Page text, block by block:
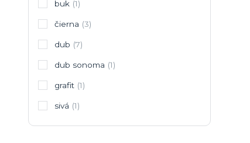
buk (1)
čierna (3)
dub (7)
dub sonoma (1)
grafit (1)
sivá (1)